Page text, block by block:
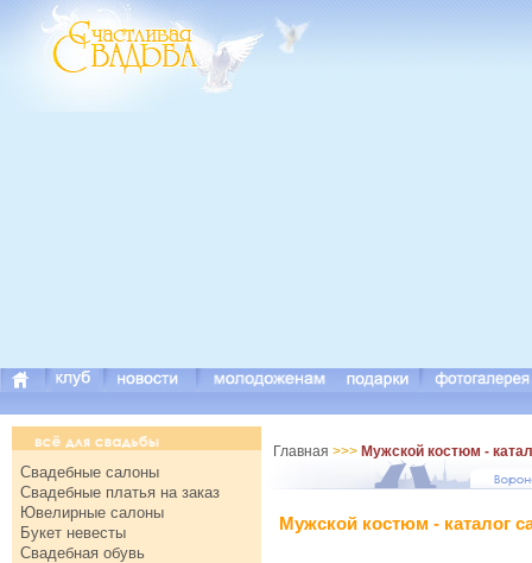
Свадебные салоны
Свадебные платья на заказ
Ювелирные салоны
Букет невесты
Свадебная обувь
Главная >>> Мужской костюм -
Мужской костюм - каталог